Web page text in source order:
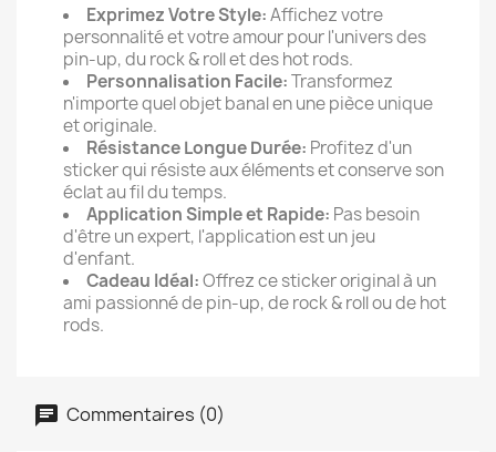
Exprimez Votre Style:Affichez votre
personnalité et votre amour pour l'univers des
pin-up, du rock & roll et des hot rods.
Personnalisation Facile:Transformez
n'importe quel objet banal en une pièce unique
et originale.
Résistance Longue Durée: Profitez d'un
sticker qui résiste aux éléments et conserve son
éclat au fil du temps.
Application Simple et Rapide: Pas besoin
d'être un expert, l'application est un jeu
d'enfant.
Cadeau Idéal:Offrez ce sticker original à un
ami passionné de pin-up, de rock & roll ou de hot
rods.
Commentaires (0)